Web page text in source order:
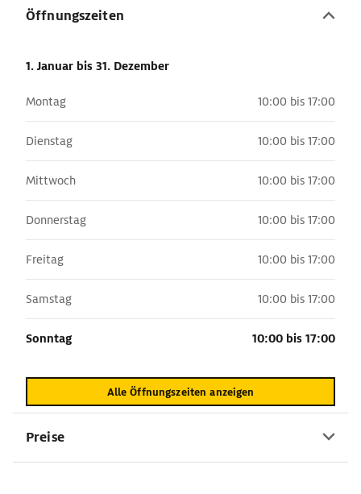
Öffnungszeiten
1. Januar bis 31. Dezember
Montag 10:00 bis 17:00
Dienstag 10:00 bis 17:00
Mittwoch 10:00 bis 17:00
Donnerstag 10:00 bis 17:00
Freitag 10:00 bis 17:00
Samstag 10:00 bis 17:00
Sonntag 10:00 bis 17:00
Alle Öffnungszeiten anzeigen
Preise